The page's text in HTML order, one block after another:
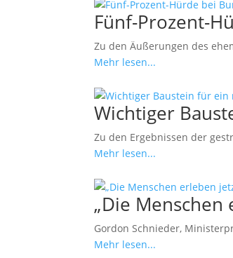
Fünf-Prozent-
Zu den Äußerungen des
Mehr lesen...
Wichtiger
Zu den Ergebnissen der
Mehr lesen...
„Die
Gordon Schnieder,
Mehr lesen...